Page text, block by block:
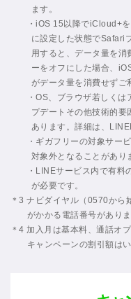
通話料
通話オプション
通話オプション
割引キャンペー
ン
適用時
加入〜13カ月目 *4
ます。
・iOS 15以降でiCloud+
に設定した状態でSafari
用すると、データ量を消
ーをオフにした場合、
がデータ量を消費せずご
・OS、ブラウザ若しく
プデートその他技術的要
あります。詳細は、
・ギガフリーの対象サー
対象外となることがあり
・LINEサービス内で有料
が必要です。
＊3 ナビダイヤル（0570から
がかかる電話番号がありま
＊4 加入月は基本料、通話オ
キャンペーンの割引額は